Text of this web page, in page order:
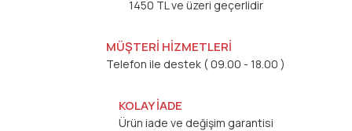
1450 TL ve üzeri geçerlidir
MÜŞTERİ HİZMETLERİ
Telefon ile destek ( 09.00 - 18.00 )
KOLAY İADE
Ürün iade ve değişim garantisi